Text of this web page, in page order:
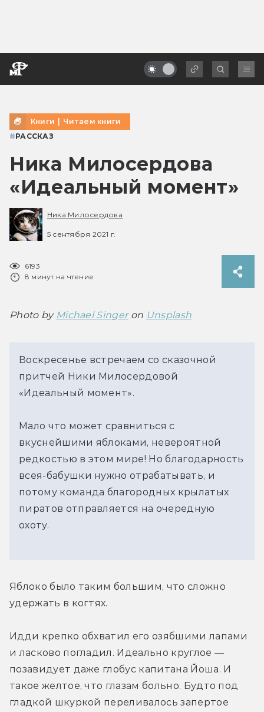
Книги | Читаем книги
#РАССКАЗ
Ника Милосердова
«Идеальный момент»
Ника Милосердова
5 сентября 2021 г.
6193
8 минут на чтение
Photo by Michael Singer on Unsplash
Воскресенье встречаем со сказочной
притчей Ники Милосердовой
«Идеальный момент».
Мало что может сравниться с
вкуснейшими яблоками, невероятной
редкостью в этом мире! Но благодарность
всея-бабушки нужно отрабатывать, и
потому команда благородных крылатых
пиратов отправляется на очередную
охоту.
Яблоко было таким большим, что сложно
удержать в когтях.
Идди крепко обхватил его озябшими лапами
и ласково погладил. Идеально круглое —
позавидует даже глобус капитана Йоша. И
такое желтое, что глазам больно. Будто под
гладкой шкуркой переливалось запертое